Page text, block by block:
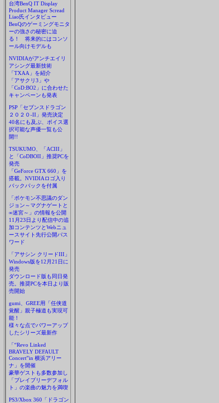
台湾BenQ IT Display
Product Manager Scread
Liao氏インタビュー
BenQのゲーミングモニタ
ーの強さの秘密に迫
る！ 将来的にはコンソ
ール向けモデルも
NVIDIAがアンチエイリ
アシング最新技術
「TXAA」を紹介
「アサクリ3」や
「CoD:BO2」に合わせた
キャンペーンも発表
PSP「セブンスドラゴン
２０２０-II」発売決定
40名にも及ぶ、ボイス選
択可能な声優一覧も公
開!!
TSUKUMO、「ACIII」
と「CoDBOII」推奨PCを
発売
「GeForce GTX 660」を
搭載。NVIDIAロゴ入り
バックパックを付属
「ポケモン不思議のダン
ジョン～マグナゲートと
∞迷宮～」の情報を公開
11月23日より配信中の追
加コンテンツとWebニュ
ースサイト先行公開パス
ワード
「アサシン クリードIII」
Windows版を12月21日に
発売
ダウンロード版も同日発
売。推奨PCを本日より販
売開始
gumi、GREE用「任侠道
覚醒」親子極道も実現可
能！
様々な点でパワーアップ
したシリーズ最新作
「“Revo Linked
BRAVELY DEFAULT
Concert”in 横浜アリー
ナ」を開催
豪華ゲストも多数参加し
「ブレイブリーデフォル
ト」の楽曲の魅力を満喫
PS3/Xbox 360「ドラゴン